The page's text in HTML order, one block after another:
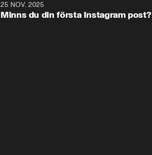
25 NOV. 2025
Minns du din första Instagram post?